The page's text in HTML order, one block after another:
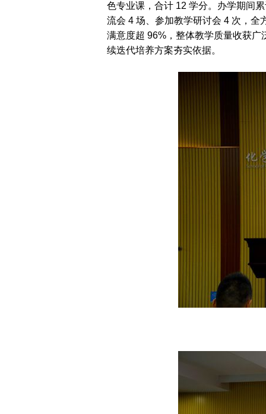
色专业课，合计 12 学分。办学期间
流会 4 场、参加教学研讨会 4 次，全
满意度超 96%，整体教学质量收获
续迭代培养方案夯实依据。